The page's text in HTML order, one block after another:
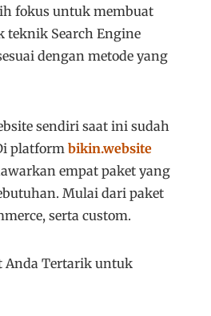
fokus untuk membuat
teknik Search Engine
dengan metode yang
sendiri saat ini sudah
platformbikin.website
empat paket yang
Mulai dari paket
serta custom.
Anda Tertarik untuk